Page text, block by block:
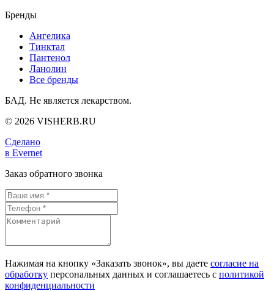
Бренды
Ангелика
Тинктал
Пантенол
Ланолин
Все бренды
БАД. Не является лекарством.
© 2026 VISHERB.RU
Сделано
в Evernet
Заказ обратного звонка
Нажимая на кнопку «Заказать звонок», вы даете согласие на
обработку персональных данных и соглашаетесь c политикой
конфиденциальности